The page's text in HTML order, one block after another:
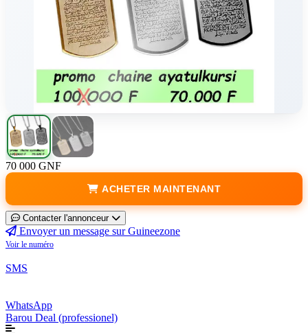
70 000 GNF
ACHETER MAINTENANT
Contacter l'annonceur
Envoyer un message sur Guineezone
Voir le numéro
SMS
WhatsApp
Barou Deal (professionel)